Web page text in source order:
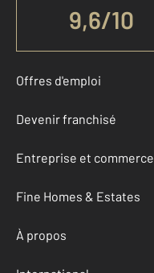
9,6/10
Offres d'emploi
Devenir franchisé
Entreprise et commerce
Fine Homes & Estates
À propos